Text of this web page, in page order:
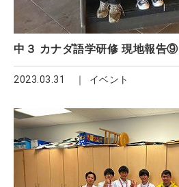
中３ カナダ語学研修 現地報告⑨
2023.03.31 イベント